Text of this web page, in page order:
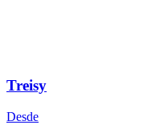
Treisy
Desde